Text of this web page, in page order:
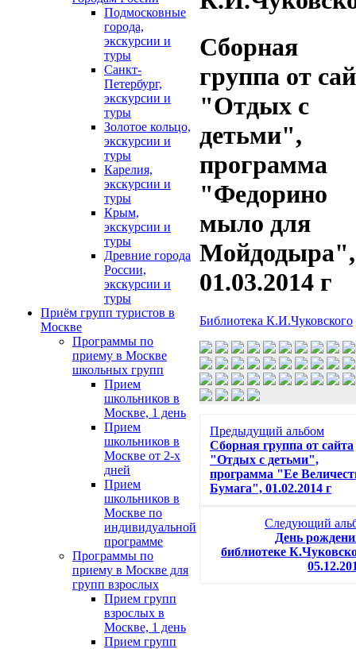
Подмосковные
города,
экскурсии и
туры
Санкт-
Петербург,
экскурсии и
туры
Золотое кольцо,
экскурсии и
туры
Карелия,
экскурсии и
туры
Крым,
экскурсии и
туры
Древние города
России,
экскурсии и
туры
Приём групп туристов в
Москве
Программы по
приему в Москве
школьных групп
Прием
школьников в
Москве, 1 день
Прием
школьников в
Москве от 2-х
дней
Прием
школьников в
Москве по
индивидуальной
программе
Программы по
приему в Москве для
групп взрослых
Прием групп
взрослых в
Москве, 1 день
Прием групп
Сборная
группа от
"Отдых с
детьми",
программа
"Федорино
мыло для
Мойдодыра",
01.03.2014 г
Библиотека К.И.Чуковского
Предыдущий альбом
Сборная группа от сайта
"Отдых с детьми",
программа "Ее
Бумага", 01.02.2014 г
Следующий
День
библиотеке